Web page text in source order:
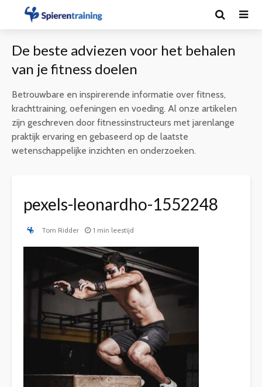
De beste adviezen voor het behalen
van je fitness doelen
Betrouwbare en inspirerende informatie over fitness,
krachttraining, oefeningen en voeding. Al onze artikelen
zijn geschreven door fitnessinstructeurs met jarenlange
praktijk ervaring en gebaseerd op de laatste
wetenschappelijke inzichten en onderzoeken.
pexels-leonardho-1552248
Tom Ridder 1 min leestijd